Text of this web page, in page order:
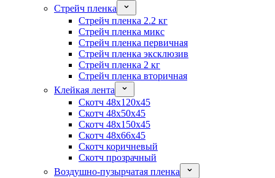
Стрейч пленка
Стрейч пленка 2.2 кг
Стрейч пленка микс
Стрейч пленка первичная
Стрейч пленка эксклюзив
Стрейч пленка 2 кг
Стрейч пленка вторичная
Клейкая лента
Скотч 48x120x45
Скотч 48x50x45
Скотч 48x150x45
Скотч 48x66x45
Скотч коричневый
Скотч прозрачный
Воздушно-пузырчатая пленка